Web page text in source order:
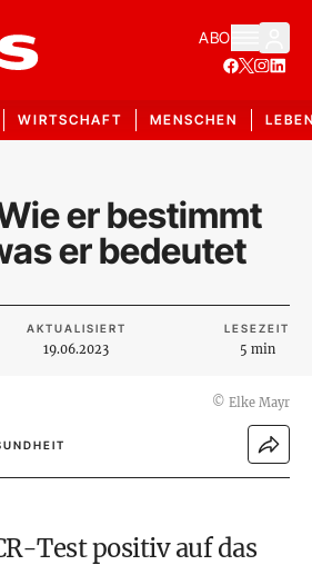
ABO
WIRTSCHAFT MENSCHEN
er bestimmt
er bedeutet
AKTUALISIERT
19.06.2023
LESEZEIT
5 min
© Elke Mayr
Test positiv auf das